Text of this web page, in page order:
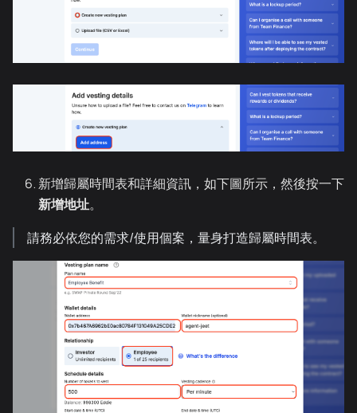
新增歸屬時間表和詳細資訊，如下圖所示，然後按一下
新增地址。
請務必依您的需求/使用個案，量身打造歸屬時間表。